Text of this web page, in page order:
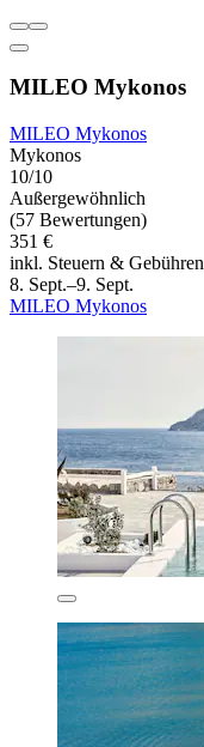
MILEO Mykonos
MILEO Mykonos
Mykonos
10/10
Außergewöhnlich
(57 Bewertungen)
351 €
inkl. Steuern & Gebühren
8. Sept.–9. Sept.
MILEO Mykonos